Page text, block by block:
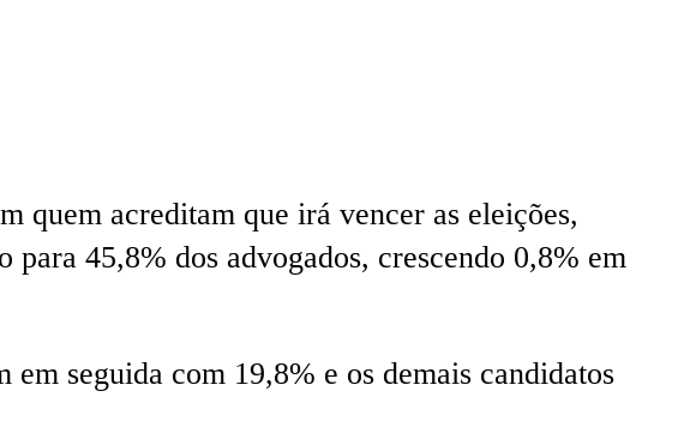
quem acreditam que irá vencer as eleições,
45,8% dos advogados, crescendo 0,8% em
seguida com 19,8% e os demais candidatos